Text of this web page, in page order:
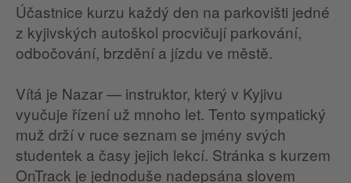
Účastnice kurzu každý den na parkovišti jedné
z kyjivských autoškol procvičují parkování,
odbočování, brzdění a jízdu ve městě.
Vítá je Nazar — instruktor, který v Kyjivu
vyučuje řízení už mnoho let. Tento sympatický
muž drží v ruce seznam se jmény svých
studentek a časy jejich lekcí. Stránka s kurzem
OnTrack je jednoduše nadepsána slovem